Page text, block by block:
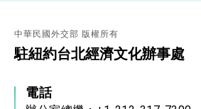
外交部重要言論
中華民國外交部 版權所有
駐紐約台北經濟文化辦事處
電話